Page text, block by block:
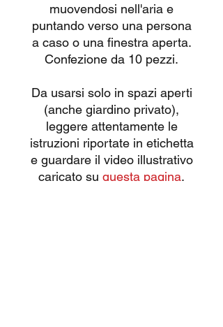
muovendosi nell'aria e
puntando verso una persona
a caso o una finestra aperta.
Confezione da 10 pezzi.
Da usarsi solo in spazi aperti
(anche giardino privato),
leggere attentamente le
istruzioni riportate in etichetta
e guardare il video illustrativo
caricato su questa pagina.